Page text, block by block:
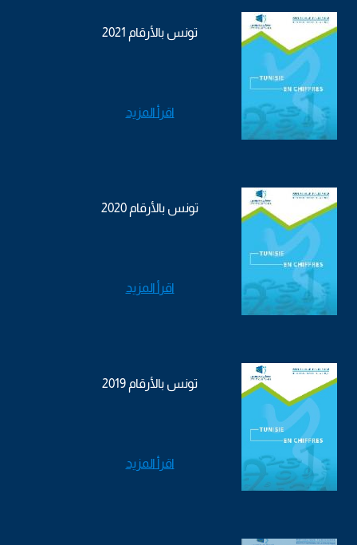
تونس بالأرقام 2021
اقرأ المزيد
تونس بالأرقام 2020
اقرأ المزيد
تونس بالأرقام 2019
اقرأ المزيد